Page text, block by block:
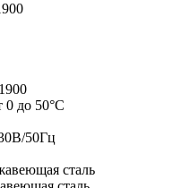
0 до 50°C
50Гц
сталь